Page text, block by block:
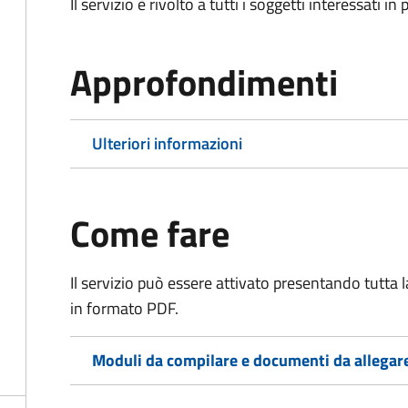
Approfondimenti
Ulteriori informazioni
Come fare
Il servizio può essere attivato presentando
in formato PDF.
Moduli da compilare e documenti da